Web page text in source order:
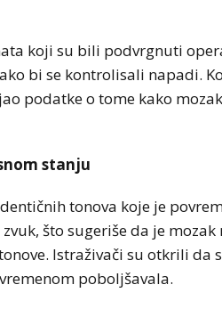
koji su bili podvrgnuti
bi se kontrolisali napadi.
podatke o tome kako
stanju
tonova koje je
što sugeriše da je
Istraživači su otkrili da
poboljšavala.